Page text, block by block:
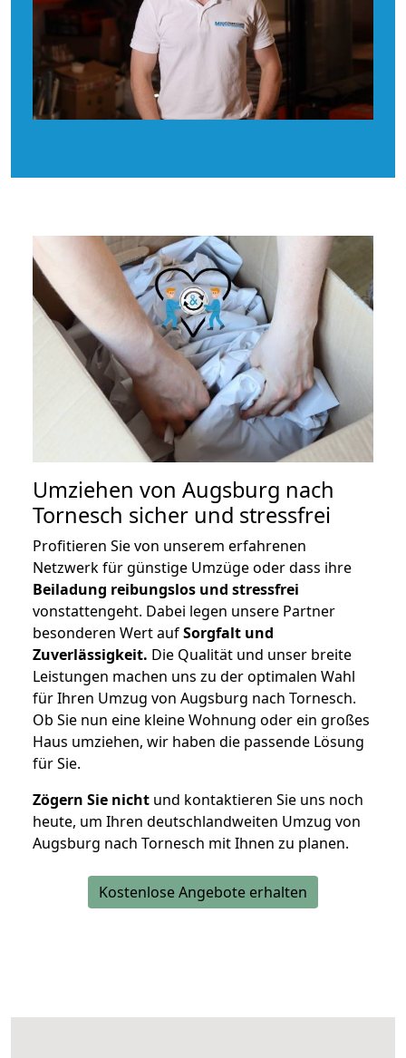
Umziehen von Augsburg nach
Tornesch sicher und stressfrei
Profitieren Sie von unserem erfahrenen
Netzwerk für günstige Umzüge oder dass ihre
Beiladung reibungslos und stressfrei
vonstattengeht. Dabei legen unsere Partner
besonderen Wert aufSorgfalt und
Zuverlässigkeit. Die Qualität und unser breite
Leistungen machen uns zu der optimalen Wahl
für Ihren Umzug von Augsburg nach Tornesch.
Ob Sie nun eine kleine Wohnung oder ein großes
Haus umziehen, wir haben die passende Lösung
für Sie.
Zögern Sie nicht und kontaktieren Sie uns noch
heute, um Ihren deutschlandweiten Umzug von
Augsburg nach Tornesch mit Ihnen zu planen.
Kostenlose Angebote erhalten